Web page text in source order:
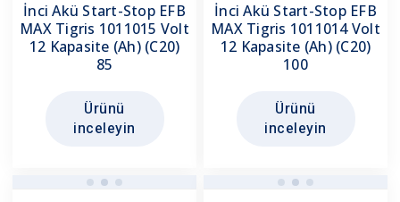
İnci Akü Start-Stop EFB
MAX Tigris 1011015 Volt
12 Kapasite (Ah) (C20)
85
Ürünü
inceleyin
İnci Akü Start-Stop EFB
MAX Tigris 1011014 Volt
12 Kapasite (Ah) (C20)
100
Ürünü
inceleyin